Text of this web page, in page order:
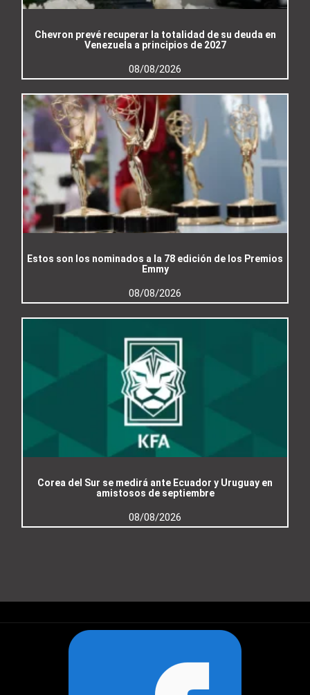
Chevron prevé recuperar la totalidad de su deuda en
Venezuela a principios de 2027
08/08/2026
Estos son los nominados a la 78 edición de los Premios
Emmy
08/08/2026
Corea del Sur se medirá ante Ecuador y Uruguay en
amistosos de septiembre
08/08/2026